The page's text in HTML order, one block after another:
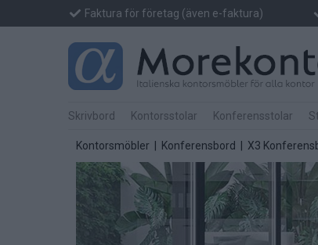
Faktura för företag (även e-faktura)
Skrivbord Kontorsstolar Konferensstolar
Kontorsmöbler Konferensbord | X3